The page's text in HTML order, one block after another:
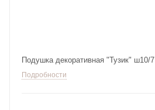
Подушка декоративная "Тузик" ш10/7
Подробности